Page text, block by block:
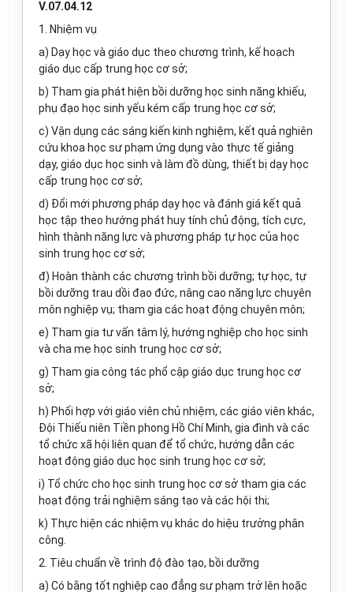
V.07.04.12
1. Nhiệm vụ
a) Dạy học và giáo dục theo chương trình, kế hoạch
giáo dục cấp trung học cơ sở;
b) Tham gia phát hiện bồi dưỡng học sinh năng khiếu,
phụ đạo học sinh yếu kém cấp trung học cơ sở;
c) Vận dụng các sáng kiến kinh nghiệm, kết quả nghiên
cứu khoa học sư phạm ứng dụng vào thực tế giảng
dạy, giáo dục học sinh và làm đồ dùng, thiết bị dạy học
cấp trung học cơ sở;
d) Đổi mới phương pháp dạy học và đánh giá kết quả
học tập theo hướng phát huy tính chủ động, tích cực,
hình thành năng lực và phương pháp tự học của học
sinh trung học cơ sở;
đ) Hoàn thành các chương trình bồi dưỡng; tự học, tự
bồi dưỡng trau dồi đạo đức, nâng cao năng lực chuyên
môn nghiệp vụ; tham gia các hoạt động chuyên môn;
e) Tham gia tư vấn tâm lý, hướng nghiệp cho học sinh
và cha mẹ học sinh trung học cơ sở;
g) Tham gia công tác phổ cập giáo dục trung học cơ
sở;
h) Phối hợp với giáo viên chủ nhiệm, các giáo viên khác,
Đội Thiếu niên Tiền phong Hồ Chí Minh, gia đình và các
tổ chức xã hội liên quan để tổ chức, hướng dẫn các
hoạt động giáo dục học sinh trung học cơ sở;
i) Tổ chức cho học sinh trung học cơ sở tham gia các
hoạt động trải nghiệm sáng tạo và các hội thi;
k) Thực hiện các nhiệm vụ khác do hiệu trưởng phân
công.
2. Tiêu chuẩn về trình độ đào tạo, bồi dưỡng
a) Có bằng tốt nghiệp cao đẳng sư phạm trở lên hoặc